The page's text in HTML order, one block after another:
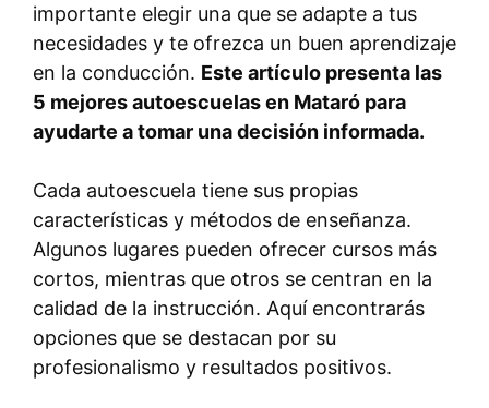
importante elegir una que se adapte a tus
necesidades y te ofrezca un buen aprendizaje
en la conducción. Este artículo presenta las
5 mejores autoescuelas en Mataró para
ayudarte a tomar una decisión informada.
Cada autoescuela tiene sus propias
características y métodos de enseñanza.
Algunos lugares pueden ofrecer cursos más
cortos, mientras que otros se centran en la
calidad de la instrucción. Aquí encontrarás
opciones que se destacan por su
profesionalismo y resultados positivos.